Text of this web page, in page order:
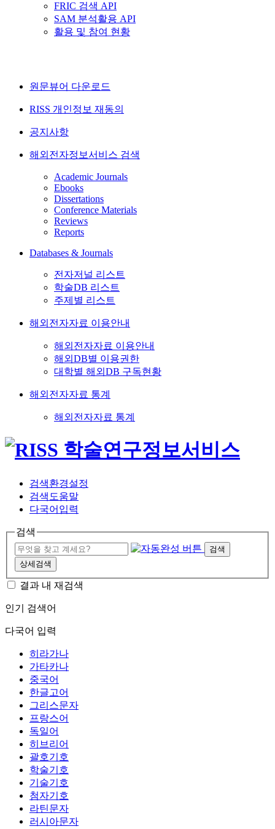
FRIC 검색 API
SAM 분석활용 API
활용 및 참여 현황
원문뷰어 다운로드
RISS 개인정보 재동의
공지사항
해외전자정보서비스 검색
Academic Journals
Ebooks
Dissertations
Conference Materials
Reviews
Reports
Databases & Journals
전자저널 리스트
학술DB 리스트
주제별 리스트
해외전자자료 이용안내
해외전자자료 이용안내
해외DB별 이용권한
대학별 해외DB 구독현황
해외전자자료 통계
해외전자자료 통계
검색환경설정
검색도움말
다국어입력
검색
검색
상세검색
결과 내 재검색
인기 검색어
다국어 입력
히라가나
가타카나
중국어
한글고어
그리스문자
프랑스어
독일어
히브리어
괄호기호
학술기호
기술기호
첨자기호
라틴문자
러시아문자